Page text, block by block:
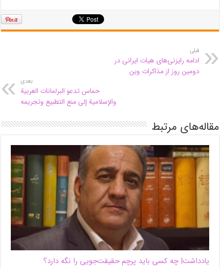
قبلی
ادامه رایزنی‌های هیات ایرانی در
دومین روز از مذاکرات وین
بعدی
حماس تدعو البرلمانات العربية
والإسلامية إلى منع التطبيع وتجريمه
مقاله‌های مرتبط
یادداشت| ‌چه کسی باید پرچم حقیقت‌جویی را نگه دارد؟